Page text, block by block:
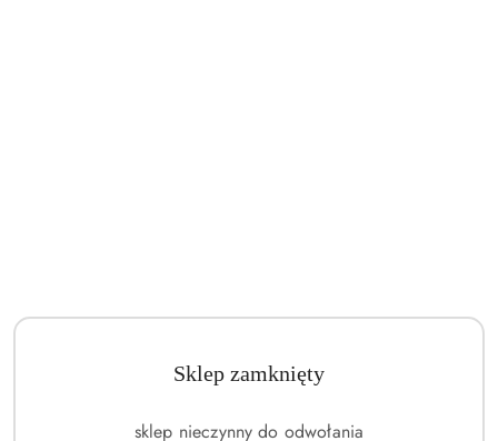
Sklep zamknięty
sklep nieczynny do odwołania